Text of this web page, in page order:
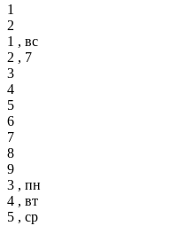
1
2
1 , вс
2 , 7
3
4
5
6
7
8
9
3 , пн
4 , вт
5 , ср